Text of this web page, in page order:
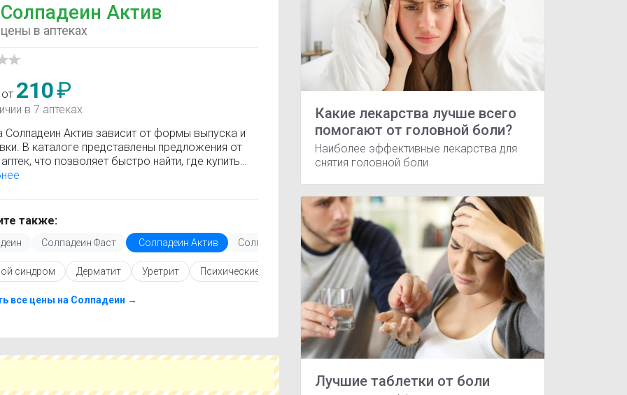
Солпадеин Актив
цены в аптеках
210₽
в 7 аптеках
Солпадеин Актив зависит от формы выпуска и
В каталоге представлены предложения от
что позволяет быстро найти, где купить
Актив по минимальной цене. Информация о
рекомендуется ознакомиться с
по применению, показаниями и
При необходимости вы можете
аналоги Солпадеин Актив с похожим
веществом или более доступной ценой.
свой город и сравните предложения. Это
также:
Солпадеин Фаст Солпадеин Актив Солпадеин капсулы Солпадеин таблетки Солпадеин Фаст таблетки
синдром Дерматит Уретрит Психические и нервные растройства Риносинусит Болезнь Меньера
все цены на Солпадеин →
Какие лекарства лучше всего
помогают от головной боли?
Наиболее эффективные лекарства для
снятия головной боли
Лучшие таблетки от боли